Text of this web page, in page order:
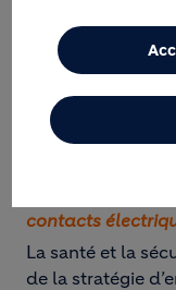
TOUS.
planifiée qui
machine la
contacts
La santé et la
de la stratégie